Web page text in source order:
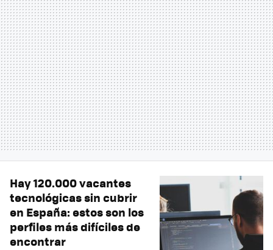
Hay 120.000 vacantes
tecnológicas sin cubrir
en España: estos son los
perfiles más difíciles de
encontrar